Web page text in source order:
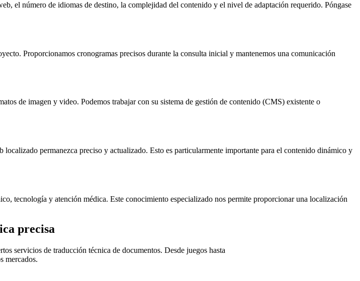
el número de idiomas de destino, la complejidad del contenido y el nivel de adaptación requerido. Póngase
Proporcionamos cronogramas precisos durante la consulta inicial y mantenemos una comunicación
de imagen y video. Podemos trabajar con su sistema de gestión de contenido (CMS) existente o
permanezca preciso y actualizado. Esto es particularmente importante para el contenido dinámico y
tecnología y atención médica. Este conocimiento especializado nos permite proporcionar una localización
precisa
servicios de traducción técnica de documentos. Desde juegos hasta
mercados.